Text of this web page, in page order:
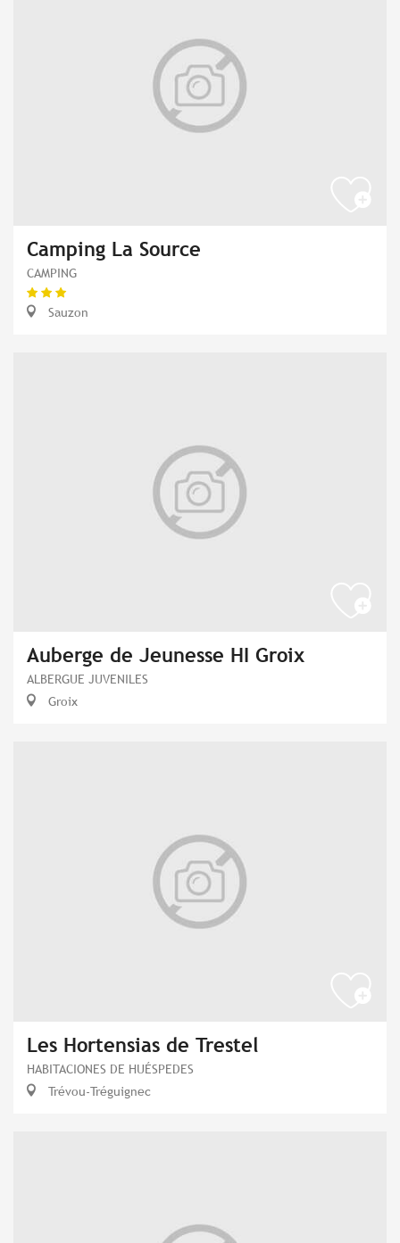
Camping La Source
CAMPING
Sauzon
Auberge de Jeunesse HI Groix
ALBERGUE JUVENILES
Groix
Les Hortensias de Trestel
HABITACIONES DE HUÉSPEDES
Trévou-Tréguignec